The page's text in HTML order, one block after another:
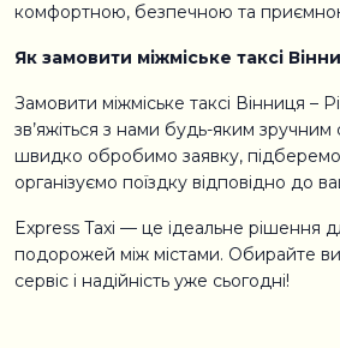
комфортною, безпечною та
Як замовити міжміське таксі
Замовити міжміське таксі Вінниця –
зв’яжіться з нами будь-яким
швидко обробимо заявку, підберемо
організуємо поїздку відповідно до
Express Taxi — це ідеальне рішення
подорожей між містами. Обирайте
сервіс і надійність уже сьогодні!